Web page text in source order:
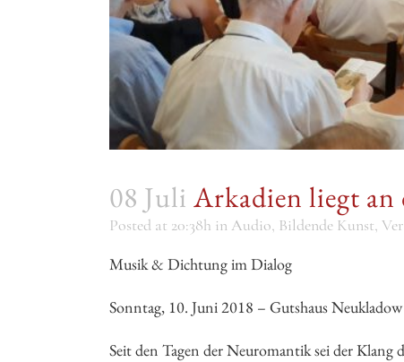
08 Juli Arkadien liegt an
Posted at 20:38h in Audio, Bildende Kunst,
Musik & Dichtung im Dialog
Sonntag, 10. Juni 2018 – Gutshaus Neukladow
Seit den Tagen der Neuromantik sei der